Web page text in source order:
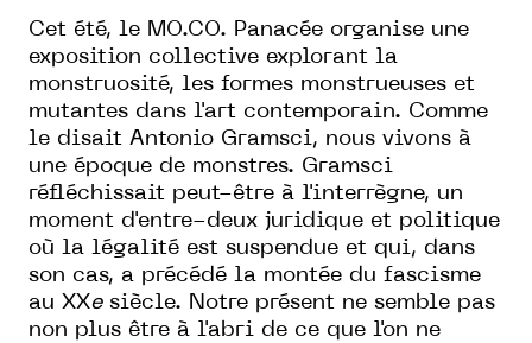
Cet été, le MO.CO. Panacée organise une
exposition collective explorant la
monstruosité, les formes monstrueuses et
mutantes dans l'art contemporain. Comme
le disait Antonio Gramsci, nous vivons à
une époque de monstres. Gramsci
réfléchissait peut-être à l'interrègne, un
moment d'entre-deux juridique et politique
où la légalité est suspendue et qui, dans
son cas, a précédé la montée du fascisme
au XXesiècle. Notre présent ne semble pas
non plus être à l'abri de ce que l'on ne